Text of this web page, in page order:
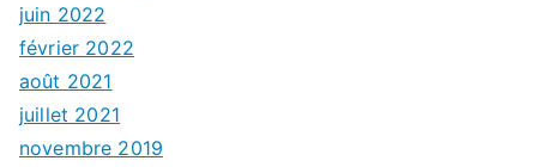
juin 2022
février 2022
août 2021
juillet 2021
novembre 2019